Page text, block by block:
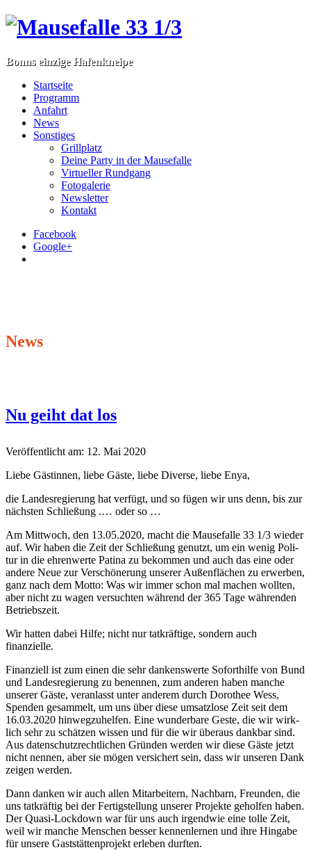
Bonns einzige Hafenkneipe
Startseite
Programm
Anfahrt
News
Sonstiges
Grillplatz
Deine Party in der Mausefalle
Virtueller Rundgang
Fotogalerie
Newsletter
Kontakt
Facebook
Google+
News
Nu geiht dat los
Veröffentlicht am: 12. Mai 2020
Liebe Gästin­nen, liebe Gäste, liebe Diverse, liebe Enya,
die Lan­desregierung hat ver­fügt, und so fügen wir uns denn, bis zur
näch­sten Schließung .… oder so …
Am Mittwoch, den 13.05.2020, macht die Mause­falle 33 1/3 wieder
auf. Wir haben die Zeit der Schließung genutzt, um ein wenig Poli­
tur in die ehren­werte Pati­na zu bekom­men und auch das eine oder
andere Neue zur Ver­schönerung unser­er Außen­flächen zu erwer­ben,
ganz nach dem Mot­to: Was wir immer schon mal machen woll­ten,
aber nicht zu wagen ver­sucht­en während der 365 Tage währen­den
Betriebszeit.
Wir hat­ten dabei Hil­fe; nicht nur tatkräftige, son­dern auch
finanzielle.
Finanziell ist zum einen die sehr dankenswerte Soforthil­fe von Bund
und Lan­desregierung zu benen­nen, zum anderen haben manche
unser­er Gäste, ver­an­lasst unter anderem durch Dorothee Wess,
Spenden gesam­melt, um uns über diese umsat­zlose Zeit seit dem
16.03.2020 hin­wegzuhelfen. Eine wun­der­bare Geste, die wir wirk­
lich sehr zu schätzen wis­sen und für die wir über­aus dankbar sind.
Aus daten­schutzrechtlichen Grün­den wer­den wir diese Gäste jet­zt
nicht nen­nen, aber sie mögen ver­sichert sein, dass wir unseren Dank
zeigen werden.
Dann danken wir auch allen Mitar­beit­ern, Nach­barn, Fre­un­den, die
uns tatkräftig bei der Fer­tig­stel­lung unser­er Pro­jek­te geholfen haben.
Der Qua­si-Lock­down war für uns auch irgend­wie eine tolle Zeit,
weil wir manche Men­schen bess­er ken­nen­ler­nen und ihre Hingabe
für unsere Gast­stät­ten­pro­jekt erleben durften.